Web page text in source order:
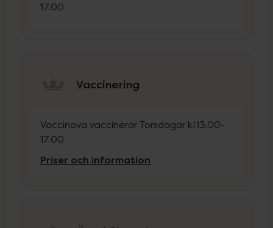
17.00
Vaccinering
Vaccinova vaccinerar Torsdagar kl.13.00-
17.00
Priser och information